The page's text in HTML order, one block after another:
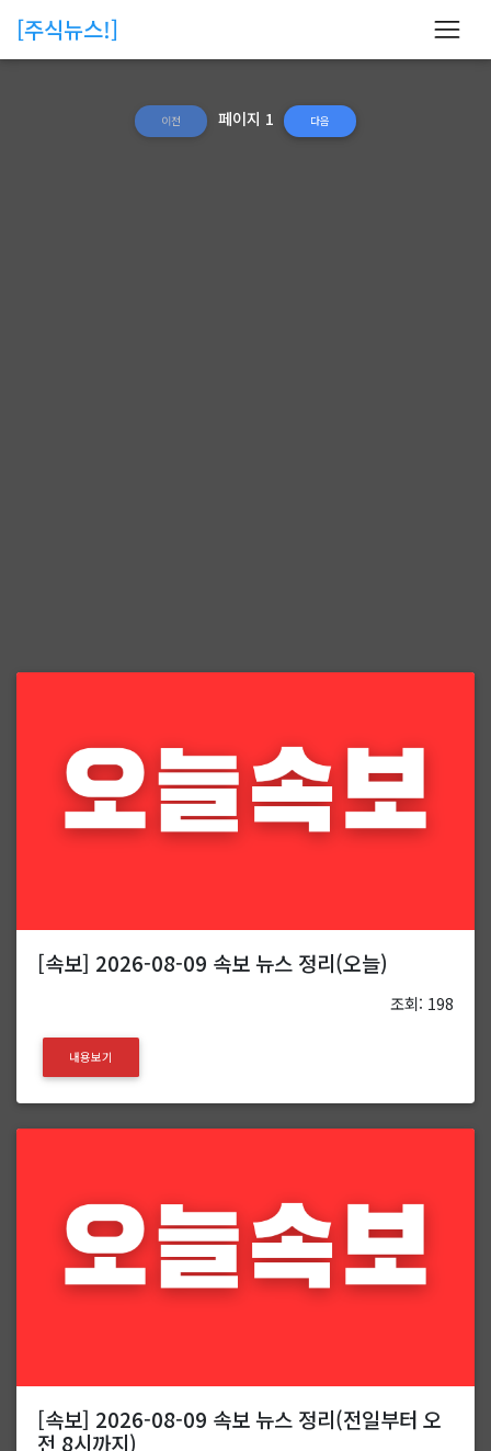
[주식뉴스!]
이전 페이지 1 다음
[속보] 2026-08-09 속보 뉴스 정리(오늘)
조회: 198
내용보기
[속보] 2026-08-09 속보 뉴스 정리(전일부터 오
전 8시까지)